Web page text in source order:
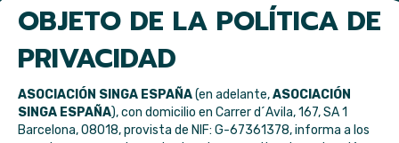
OBJETO DE LA POLÍTICA DE
PRIVACIDAD
ASOCIACIÓN SINGA ESPAÑA(en adelante,ASOCIACIÓN
SINGA ESPAÑA), con domicilio en Carrer d´Avila, 167, SA 1
Barcelona, 08018, provista de NIF: G-67361378, informa a los